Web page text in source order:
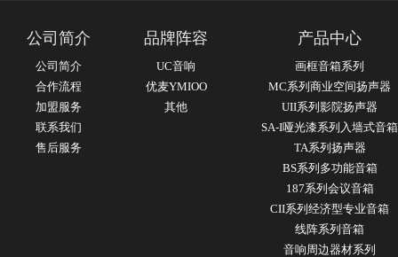
公司简介
公司简介
合作流程
加盟服务
联系我们
售后服务
品牌阵容
UC音响
优麦YMIOO
其他
产品中心
画框音箱系列
MC系列商业空间扬声器
UII系列影院扬声器
SA-I哑光漆系列入墙式音箱
TA系列扬声器
BS系列多功能音箱
187系列会议音箱
CII系列经济型专业音箱
线阵系列音箱
音响周边器材系列